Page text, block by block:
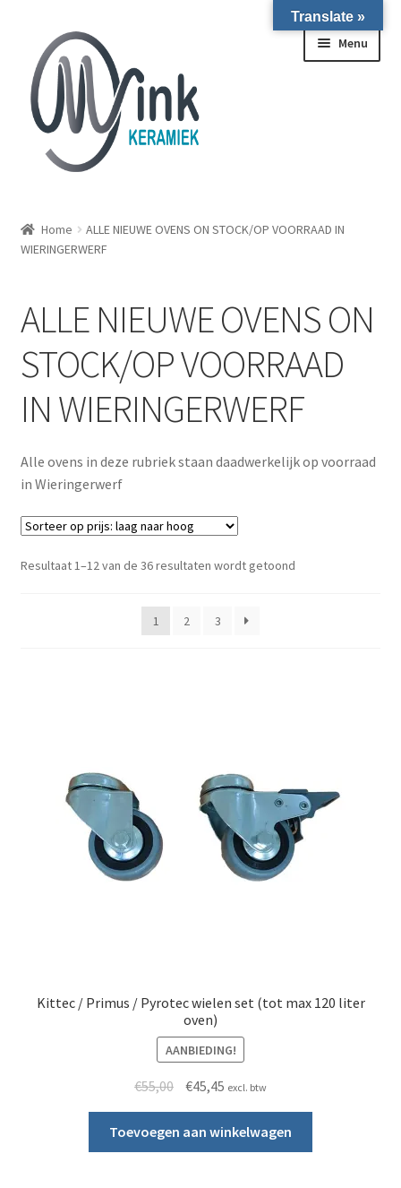
Ga door naar navigatie
Ga naar de inhoud
Menu
WIERINGERWERF
Over ons
Winkel
Alle Nieuwe keramiekovens
ALLE NIEUWE OVENS ON STOCK/OP VOORRAAD IN
WIERINGERWERF
Controllers/regelaars & meet apparatuur
Gebruikte keramiekovens
NIEUW NABERTHERM OVEN in het assortiment
Oven onderdelen
Stapelmateriaal
Contact
Home
ALLE NIEUWE OVENS ON STOCK/OP VOORRAAD IN
WIERINGERWERF
ALLE NIEUWE OVENS ON
STOCK/OP VOORRAAD
IN WIERINGERWERF
Alle ovens in deze rubriek staan daadwerkelijk op voorraad
in Wieringerwerf
Resultaat 1–12 van de 36 resultaten wordt getoondGesorteerd op
1 2 3
Kittec / Primus / Pyrotec wielen set (tot max 120 liter
oven)
AANBIEDING!
€55,00 Oorspronkelijke prijs was: €55,00.
€45,45Huidige prijs is: €45,45.
excl. btw
Toevoegen aan winkelwagen
Translate »